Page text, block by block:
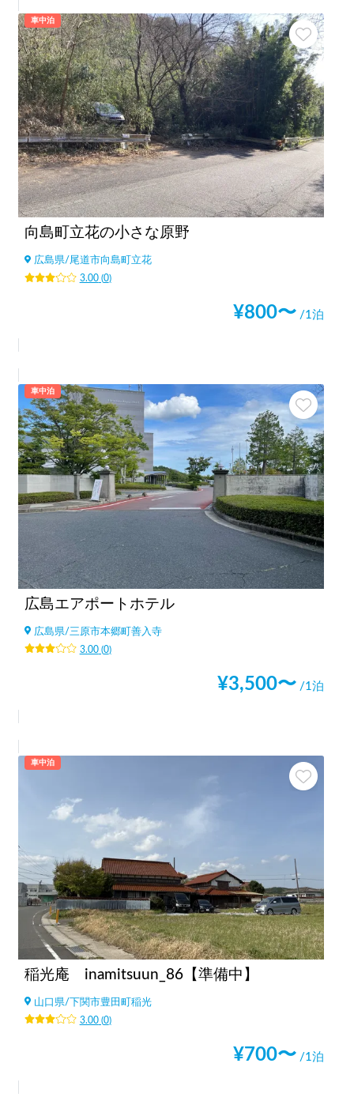
車中泊
向島町立花の小さな原野
広島県/尾道市向島町立花
3.00(0)
¥800〜 /1泊
車中泊
広島エアポートホテル
広島県/三原市本郷町善入寺
3.00(0)
¥3,500〜 /1泊
車中泊
稲光庵 inamitsuun_86【準備中】
山口県/下関市豊田町稲光
3.00(0)
¥700〜 /1泊